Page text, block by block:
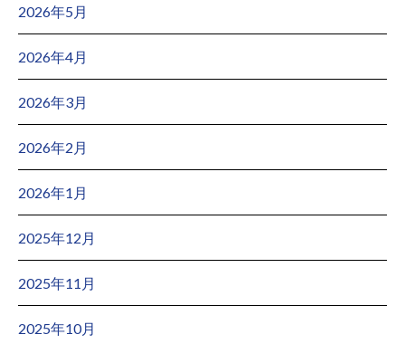
2026年5月
2026年4月
2026年3月
2026年2月
2026年1月
2025年12月
2025年11月
2025年10月